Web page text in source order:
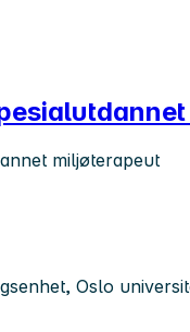
miljøterapeut
Oslo